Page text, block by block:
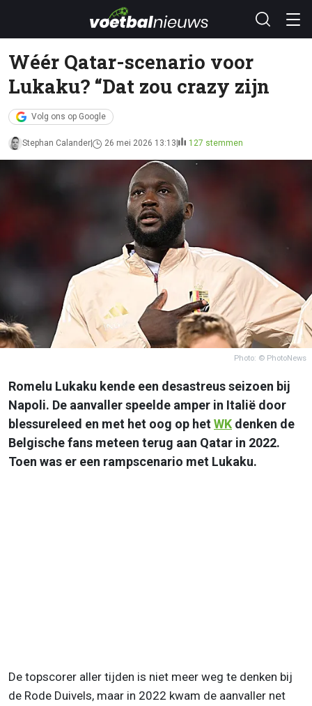
Wéér Qatar-scenario voor
Lukaku? “Dat zou crazy zijn
Volg ons op Google
Stephan Calander 26 mei 2026 13:13 127 stemmen
Photo: © PhotoNews
Romelu Lukaku kende een desastreus seizoen bij
Napoli. De aanvaller speelde amper in Italië door
blessureleed en met het oog op hetWK denken de
Belgische fans meteen terug aan Qatar in 2022.
Toen was er een rampscenario met Lukaku.
De topscorer aller tijden is niet meer weg te denken bij
de Rode Duivels, maar in 2022 kwam de aanvaller net